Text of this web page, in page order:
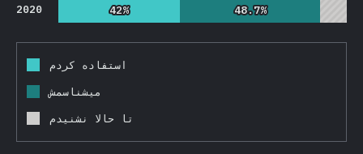
2020 42%
42% 48.7%
48.7%
استفاده کردم
میشناسمش
تا حالا نشنیدم